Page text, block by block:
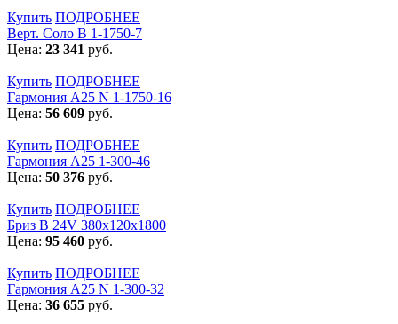
Купить ПОДРОБНЕЕ
Верт. Соло В 1-1750-7
Цена: 23 341 руб.
Купить ПОДРОБНЕЕ
Гармония А25 N 1-1750-16
Цена: 56 609 руб.
Купить ПОДРОБНЕЕ
Гармония А25 1-300-46
Цена: 50 376 руб.
Купить ПОДРОБНЕЕ
Бриз В 24V 380x120x1800
Цена: 95 460 руб.
Купить ПОДРОБНЕЕ
Гармония А25 N 1-300-32
Цена: 36 655 руб.